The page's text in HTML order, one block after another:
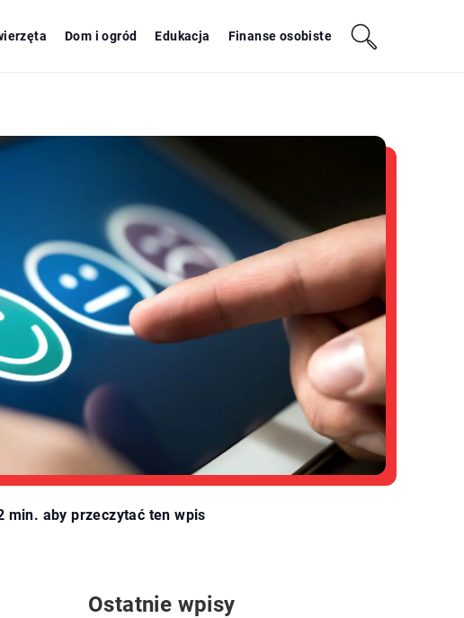
Dom i ogród Edukacja Finanse osobiste
min. aby przeczytać ten wpis
Ostatnie wpisy